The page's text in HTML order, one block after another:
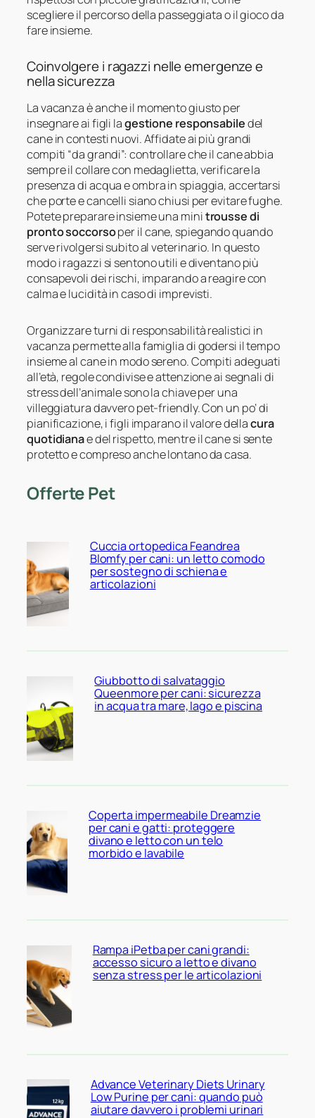
scegliere il percorso della passeggiata o il gioco da
fare insieme.
Coinvolgere i ragazzi nelle emergenze e
nella sicurezza
La vacanza è anche il momento giusto per
insegnare ai figli lagestione responsabiledel
cane in contesti nuovi. Affidate ai più grandi
compiti “da grandi”: controllare che il cane abbia
sempre il collare con medaglietta, verificare la
presenza di acqua e ombra in spiaggia, accertarsi
che porte e cancelli siano chiusi per evitare fughe.
Potete preparare insieme una minitrousse di
pronto soccorsoper il cane, spiegando quando
serve rivolgersi subito al veterinario. In questo
modo i ragazzi si sentono utili e diventano più
consapevoli dei rischi, imparando a reagire con
calma e lucidità in caso di imprevisti.
Organizzare turni di responsabilità realistici in
vacanza permette alla famiglia di godersi il tempo
insieme al cane in modo sereno. Compiti adeguati
all’età, regole condivise e attenzione ai segnali di
stress dell’animale sono la chiave per una
villeggiatura davvero pet-friendly. Con un po’ di
pianificazione, i figli imparano il valore dellacura
quotidianae del rispetto, mentre il cane si sente
protetto e compreso anche lontano da casa.
Offerte Pet
Cuccia ortopedica Feandrea
Blomfy per cani: un letto comodo
per sostegno di schiena e
articolazioni
Giubbotto di salvataggio
Queenmore per cani: sicurezza
in acqua tra mare, lago e piscina
Coperta impermeabile Dreamzie
per cani e gatti: proteggere
divano e letto con un telo
morbido e lavabile
Rampa iPetba per cani grandi:
accesso sicuro a letto e divano
senza stress per le articolazioni
Advance Veterinary Diets Urinary
Low Purine per cani: quando può
aiutare davvero i problemi urinari